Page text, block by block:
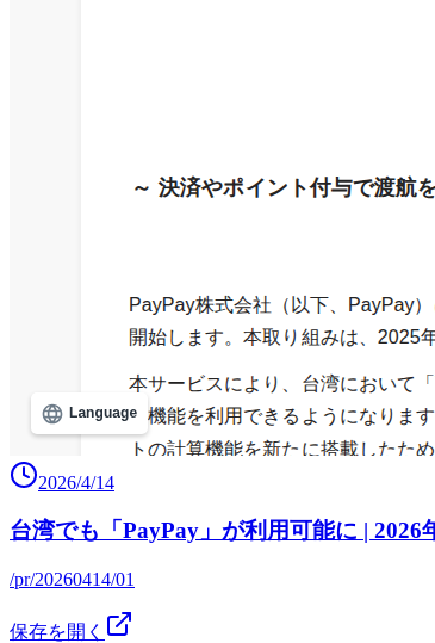
2026/4/14
台湾でも「PayPay」が利用可能に |
/pr/20260414/01
保存を開く